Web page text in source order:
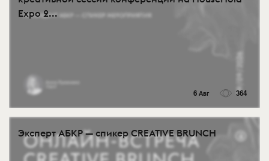
Expo 2...
6 Авг 364
Эксперт АБКР — спикер CREATIVE BRUNCH